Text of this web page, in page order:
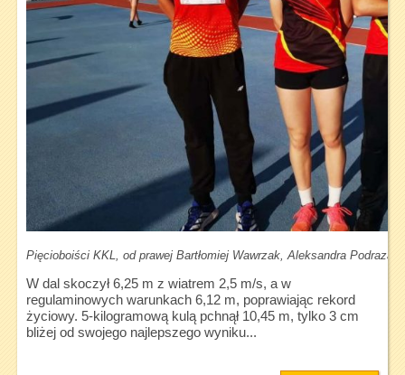
Pięcioboiści KKL, od prawej Bartłomiej Wawrzak, Aleksandra Podraza
W dal skoczył 6,25 m z wiatrem 2,5 m/s, a w
regulaminowych warunkach 6,12 m, poprawiając rekord
życiowy. 5-kilogramową kulą pchnął 10,45 m, tylko 3 cm
bliżej od swojego najlepszego wyniku...